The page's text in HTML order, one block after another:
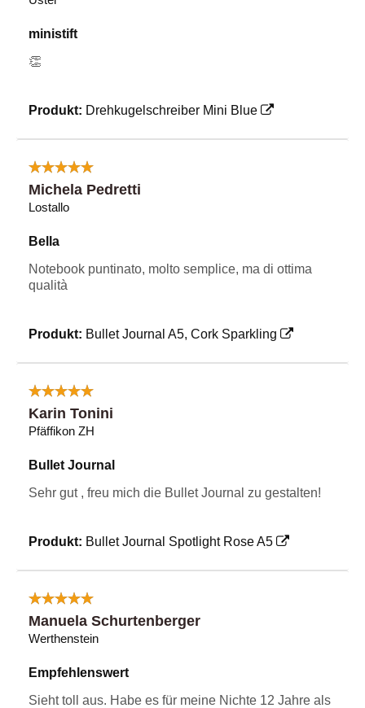
ministift
👏
Produkt: Drehkugelschreiber Mini Blue
Michela Pedretti
Lostallo
Bella
Notebook puntinato, molto semplice, ma di ottima
qualità
Produkt: Bullet Journal A5, Cork Sparkling
Karin Tonini
Pfäffikon ZH
Bullet Journal
Sehr gut , freu mich die Bullet Journal zu gestalten!
Produkt: Bullet Journal Spotlight Rose A5
Manuela Schurtenberger
Werthenstein
Empfehlenswert
Sieht toll aus. Habe es für meine Nichte 12 Jahre als